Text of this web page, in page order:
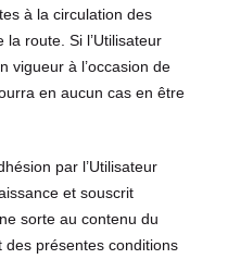
à la circulation des
route. Si l’Utilisateur
vigueur à l’occasion de
en aucun cas en être
par l’Utilisateur
et souscrit
sorte au contenu du
des présentes conditions